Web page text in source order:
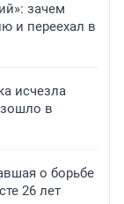
зачем
и переехал в
исчезла
в
о борьбе
26 лет